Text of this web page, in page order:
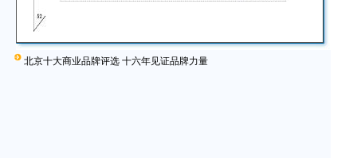
北京十大商业品牌评选 十六年见证品牌力量